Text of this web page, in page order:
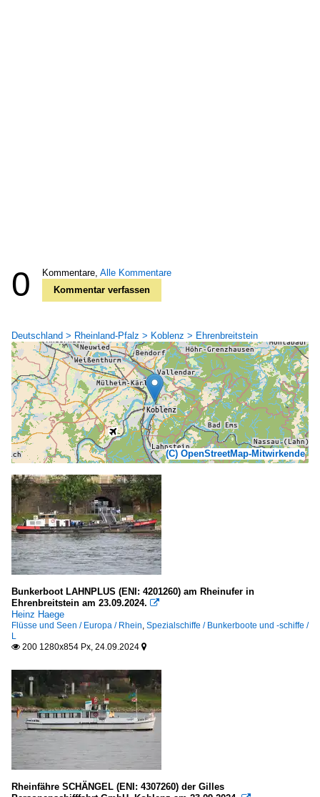
0 Kommentare, Alle Kommentare
Kommentar verfassen
Deutschland > Rheinland-Pfalz > Koblenz > Ehrenbreitstein
(C) OpenStreetMap-Mitwirkende
Bunkerboot LAHNPLUS (ENI: 4201260) am Rheinufer in
Ehrenbreitstein am 23.09.2024. 
Heinz Haege
Flüsse und Seen / Europa / Rhein, Spezialschiffe / Bunkerboote und -schiffe /
L
 200 1280x854 Px, 24.09.2024 
Rheinfähre SCHÄNGEL (ENI: 4307260) der Gilles